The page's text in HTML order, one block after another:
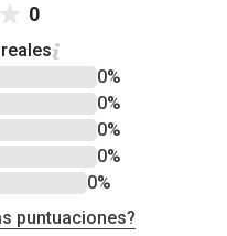
0
0%
0%
0%
0%
0%
puntuaciones?